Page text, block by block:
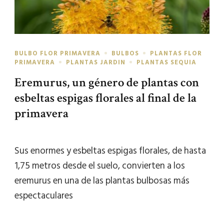
BULBO FLOR PRIMAVERA BULBOS
PLANTAS FLOR
PRIMAVERA
PLANTAS JARDIN PLANTAS SEQUIA
Eremurus, un género de plantas con
esbeltas espigas florales al final de la
primavera
Sus enormes y esbeltas espigas florales, de hasta
1,75 metros desde el suelo, convierten a los
eremurus en una de las plantas bulbosas más
espectaculares